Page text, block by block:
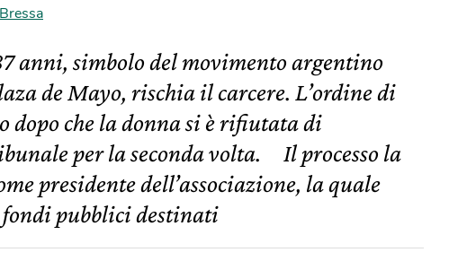
anni, simbolo del movimento argentino
de Mayo, rischia il carcere. L’ordine di
dopo che la donna si è rifiutata di
per la seconda volta. Il processo la
presidente dell’associazione, la quale
fondi pubblici destinati